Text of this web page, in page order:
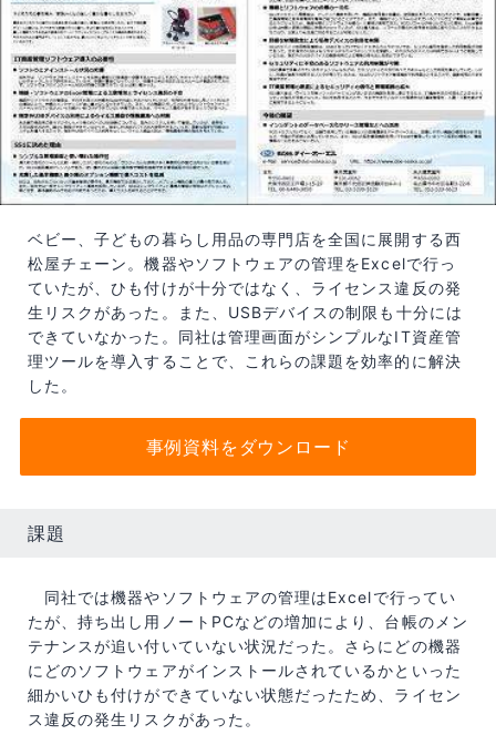
ベビー、子どもの暮らし用品の専門店を全国に展開する西
松屋チェーン。機器やソフトウェアの管理をExcelで行っ
ていたが、ひも付けが十分ではなく、ライセンス違反の発
生リスクがあった。また、USBデバイスの制限も十分には
できていなかった。同社は管理画面がシンプルなIT資産管
理ツールを導入することで、これらの課題を効率的に解決
した。
事例資料をダウンロード
課題
同社では機器やソフトウェアの管理はExcelで行ってい
たが、持ち出し用ノートPCなどの増加により、台帳のメン
テナンスが追い付いていない状況だった。さらにどの機器
にどのソフトウェアがインストールされているかといった
細かいひも付けができていない状態だったため、ライセン
ス違反の発生リスクがあった。